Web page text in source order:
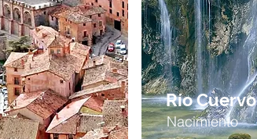
Río Cuervo
Nacimiento